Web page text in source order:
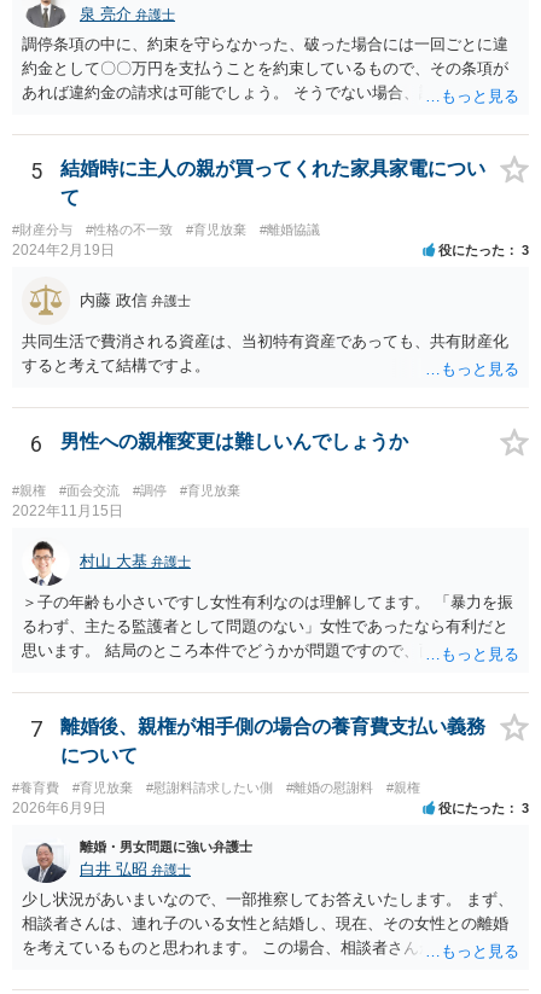
泉 亮介 弁護士
調停条項の中に、約束を守らなかった、破った場合には一回ごとに違
約金として〇〇万円を支払うことを約束しているもので、その条項が
あれば違約金の請求は可能でしょう。 そうでない場合、調停条項を守
が発生していない場合は条項違反があったとしても損害賠償請求は難
しいでしょう。
5
結婚時に主人の親が買ってくれた家具家電につい
て
#財産分与 #性格の不一致 #育児放棄 #離婚協議
2024年2月19日 役にたった 3
内藤 政信 弁護士
共同生活で費消される資産は、当初特有資産であっても、共有財産化
すると考えて結構ですよ。
6 男性への親権変更は難しいんでしょうか
#親権 #面会交流 #調停 #育児放棄
2022年11月15日
村山 大基 弁護士
＞子の年齢も小さいですし女性有利なのは理解してます。 「暴力を振
るわず、主たる監護者として問題のない」女性であったなら有利だと
思います。 結局のところ本件でどうかが問題ですので、面談相談に行
てもらった方がよいのでしょうか？ 費用が許すなら依頼した方が個人
的にはいいと思いますが、 依頼するかどうか含め、面談相談で話を聞
いてみた方がいいと思います。 なぜ面談相談をお勧めしているかと言
り、 密度が濃いというか、やりとり（事情を聞いたり、不明点を尋ね
たり説明したり）がしやすいからです。
7
離婚後、親権が相手側の場合の養育費支払い義務
について
#養育費 #育児放棄 #慰謝料請求したい側 #離婚の慰謝料 #親権
2026年6月9日 役にたった 3
離婚・男女問題に強い弁護士
白井 弘昭 弁護士
少し状況があいまいなので、一部推察してお答えいたします。 まず、
相談者さんは、連れ子のいる女性と結婚し、現在、その女性との離婚
を考えているものと思われます。 この場合、相談者さんが、その連れ